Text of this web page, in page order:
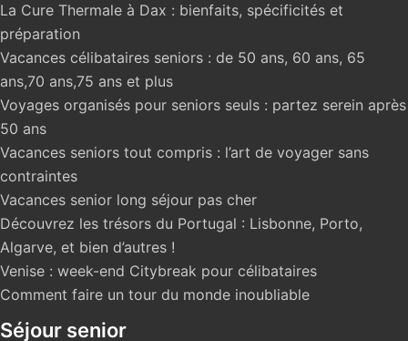
La Cure Thermale à Dax : bienfaits, spécificités et
préparation
Vacances célibataires seniors : de 50 ans, 60 ans, 65
ans,70 ans,75 ans et plus
Voyages organisés pour seniors seuls : partez serein après
50 ans
Vacances seniors tout compris : l’art de voyager sans
contraintes
Vacances senior long séjour pas cher
Découvrez les trésors du Portugal : Lisbonne, Porto,
Algarve, et bien d’autres !
Venise : week-end Citybreak pour célibataires
Comment faire un tour du monde inoubliable
Séjour senior